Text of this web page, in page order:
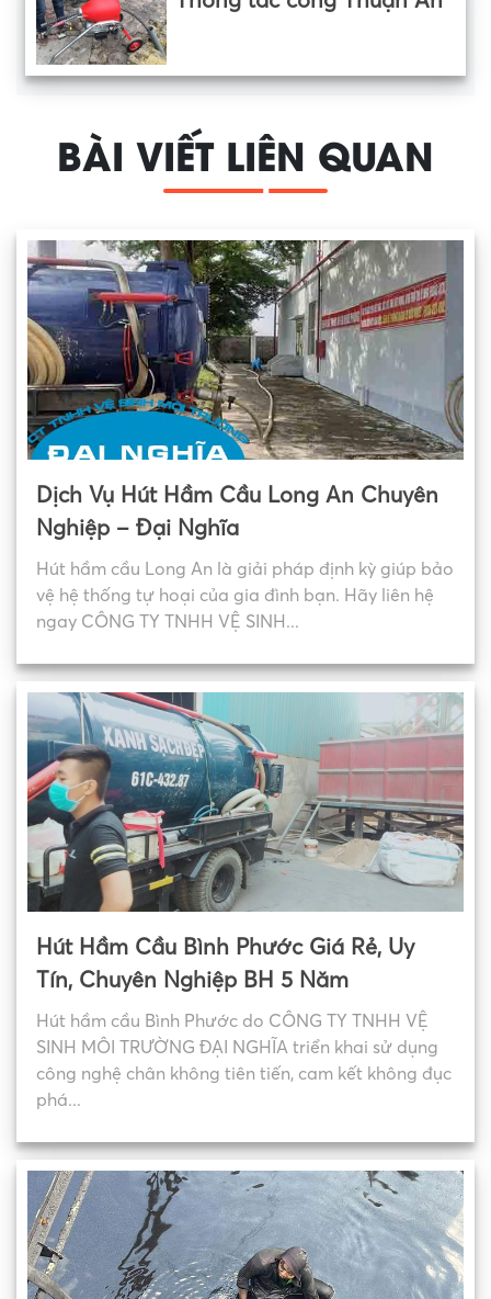
BÀI VIẾT LIÊN QUAN
Dịch Vụ Hút Hầm Cầu Long An Chuyên
Nghiệp – Đại Nghĩa
Hút hầm cầu Long An là giải pháp định kỳ giúp bảo
vệ hệ thống tự hoại của gia đình bạn. Hãy liên hệ
ngay CÔNG TY TNHH VỆ SINH...
Hút Hầm Cầu Bình Phước Giá Rẻ, Uy
Tín, Chuyên Nghiệp BH 5 Năm
Hút hầm cầu Bình Phước do CÔNG TY TNHH VỆ
SINH MÔI TRƯỜNG ĐẠI NGHĨA triển khai sử dụng
công nghệ chân không tiên tiến, cam kết không đục
phá...